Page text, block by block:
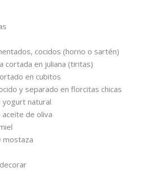
cocidos (horno o sartén)
cortada en juliana (tiritas)
en cubitos
y separado en florcitas chicas
yogurt natural
aceite de oliva
mostaza